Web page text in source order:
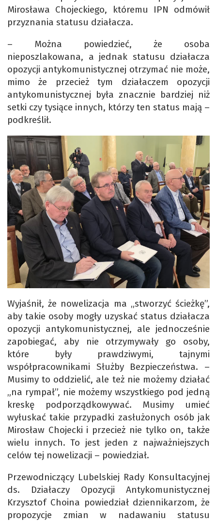
Mirosława Chojeckiego, któremu IPN odmówił
przyznania statusu działacza.
– Można powiedzieć, że osoba
nieposzlakowana, a jednak statusu działacza
opozycji antykomunistycznej otrzymać nie może,
mimo że przecież tym działaczem opozycji
antykomunistycznej była znacznie bardziej niż
setki czy tysiące innych, którzy ten status mają –
podkreślił.
Wyjaśnił, że nowelizacja ma „stworzyć ścieżkę”,
aby takie osoby mogły uzyskać status działacza
opozycji antykomunistycznej, ale jednocześnie
zapobiegać, aby nie otrzymywały go osoby,
które były prawdziwymi, tajnymi
współpracownikami Służby Bezpieczeństwa. –
Musimy to oddzielić, ale też nie możemy działać
„na rympał”, nie możemy wszystkiego pod jedną
kreskę podporządkowywać. Musimy umieć
wyłuskać takie przypadki zasłużonych osób jak
Mirosław Chojecki i przecież nie tylko on, także
wielu innych. To jest jeden z najważniejszych
celów tej nowelizacji – powiedział.
Przewodniczący Lubelskiej Rady Konsultacyjnej
ds. Działaczy Opozycji Antykomunistycznej
Krzysztof Choina powiedział dziennikarzom, że
propozycje zmian w nadawaniu statusu